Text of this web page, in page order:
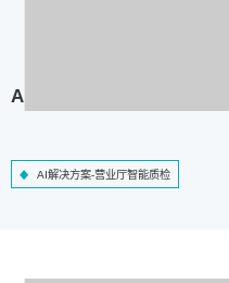
AI解决方案-营业厅智能质检
AI解决方案-营业厅智能质检